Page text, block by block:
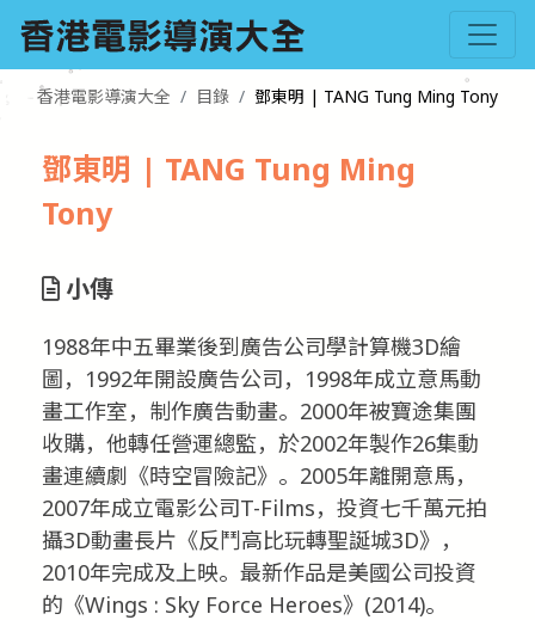
香港電影導演大全 目錄 鄧東明 | TANG Tung Ming Tony
鄧東明 | TANG Tung Ming
Tony
小傳
1988年中五畢業後到廣告公司學計算機3D繪
圖，1992年開設廣告公司，1998年成立意馬動
畫工作室，制作廣告動畫。2000年被寶途集團
收購，他轉任營運總監，於2002年製作26集動
畫連續劇《時空冒險記》。2005年離開意馬，
2007年成立電影公司T-Films，投資七千萬元拍
攝3D動畫長片《反鬥高比玩轉聖誕城3D》，
2010年完成及上映。最新作品是美國公司投資
的《Wings : Sky Force Heroes》(2014)。